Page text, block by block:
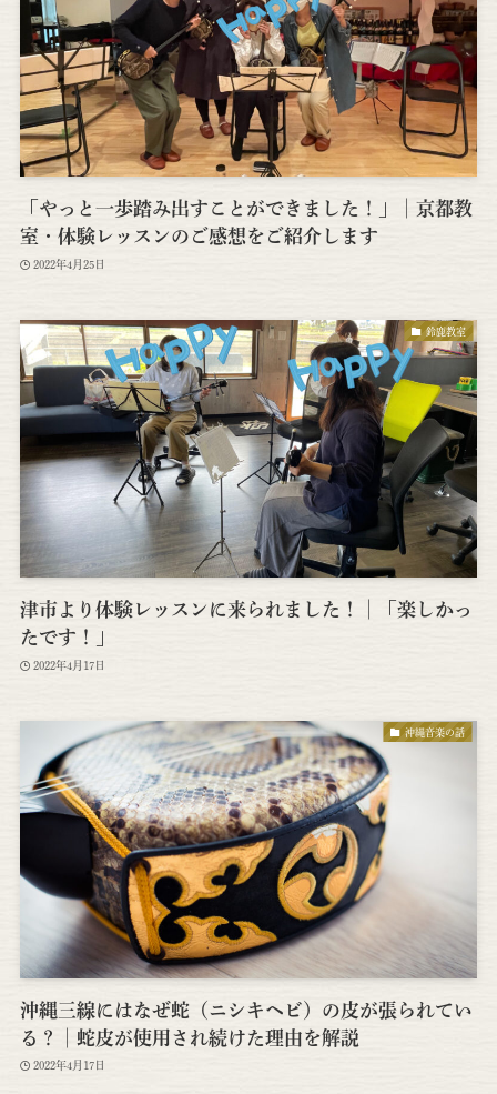
「やっと一歩踏み出すことができました！」│京都教
室・体験レッスンのご感想をご紹介します
2022年4月25日
鈴鹿教室
津市より体験レッスンに来られました！│「楽しかっ
たです！」
2022年4月17日
沖縄音楽の話
沖縄三線にはなぜ蛇（ニシキヘビ）の皮が張られてい
る？│蛇皮が使用され続けた理由を解説
2022年4月17日